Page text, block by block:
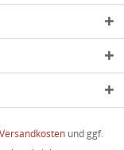
Versandkosten und ggf.